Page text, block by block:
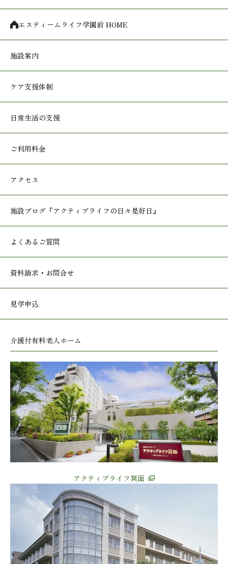
エスティームライフ学園前 HOME
施設案内
ケア支援体制
日常生活の支援
ご利用料金
アクセス
施設ブログ 『アクティブライフの日々是好日』
よくあるご質問
資料請求・お問合せ
見学申込
介護付有料老人ホーム
アクティブライフ箕面